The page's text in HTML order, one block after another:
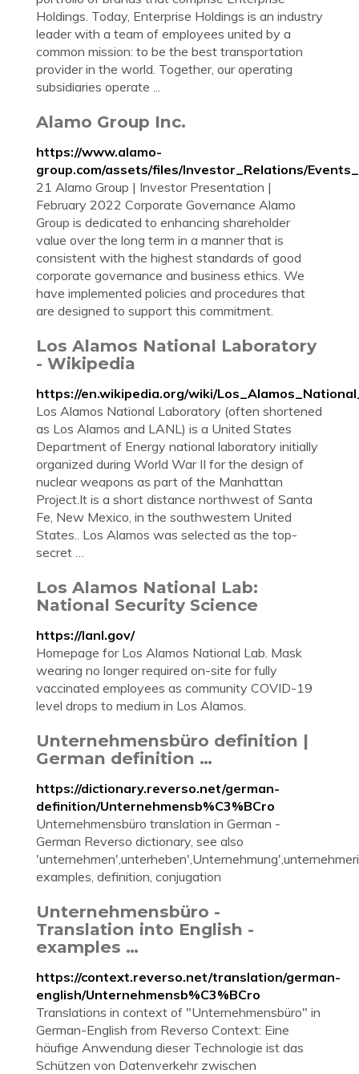
Holdings. Today, Enterprise Holdings is an industry
leader with a team of employees united by a
common mission: to be the best transportation
provider in the world. Together, our operating
subsidiaries operate ...
Alamo Group Inc.
https://www.alamo-
group.com/assets/files/Investor_Relations/
21 Alamo Group | Investor Presentation |
February 2022 Corporate Governance Alamo
Group is dedicated to enhancing shareholder
value over the long term in a manner that is
consistent with the highest standards of good
corporate governance and business ethics. We
have implemented policies and procedures that
are designed to support this commitment.
Los Alamos National Laboratory
- Wikipedia
https://en.wikipedia.org/wiki/
Los Alamos National Laboratory (often shortened
as Los Alamos and LANL) is a United States
Department of Energy national laboratory initially
organized during World War II for the design of
nuclear weapons as part of the Manhattan
Project.It is a short distance northwest of Santa
Fe, New Mexico, in the southwestern United
States.. Los Alamos was selected as the top-
secret …
Los Alamos National Lab:
National Security Science
https://lanl.gov/
Homepage for Los Alamos National Lab. Mask
wearing no longer required on-site for fully
vaccinated employees as community COVID-19
level drops to medium in Los Alamos.
Unternehmensbüro definition |
German definition …
https://dictionary.reverso.net/german-
definition/Unternehmensb%C3%BCro
Unternehmensbüro translation in German -
German Reverso dictionary, see also
examples, definition, conjugation
Unternehmensbüro -
Translation into English -
examples …
https://context.reverso.net/translation/german-
english/Unternehmensb%C3%BCro
Translations in context of "Unternehmensbüro" in
German-English from Reverso Context: Eine
häufige Anwendung dieser Technologie ist das
Schützen von Datenverkehr zwischen